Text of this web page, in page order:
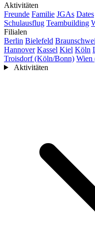
Aktivitäten
Freunde Familie JGAs Dates
Schulausflug Teambuilding
Filialen
Berlin Bielefeld
Hannover Kassel Kiel Köln
Troisdorf (Köln/Bonn) Wien
Aktivitäten